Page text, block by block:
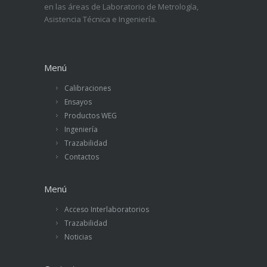
en las áreas de Laboratorio de Metrología,
Asistencia Técnica e Ingeniería.
Menú
Calibraciones
Ensayos
Productos WEG
Ingeniería
Trazabilidad
Contactos
Menú
Acceso Interlaboratorios
Trazabilidad
Noticias